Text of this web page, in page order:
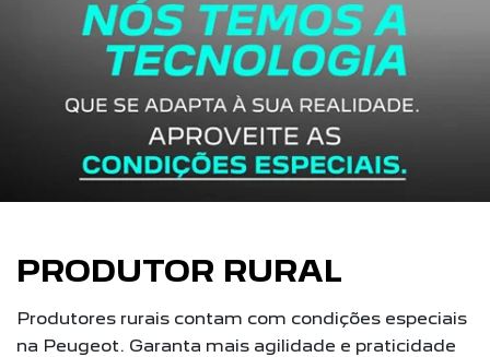
PRODUTOR RURAL
Produtores rurais contam com condições especiais
na Peugeot. Garanta mais agilidade e praticidade